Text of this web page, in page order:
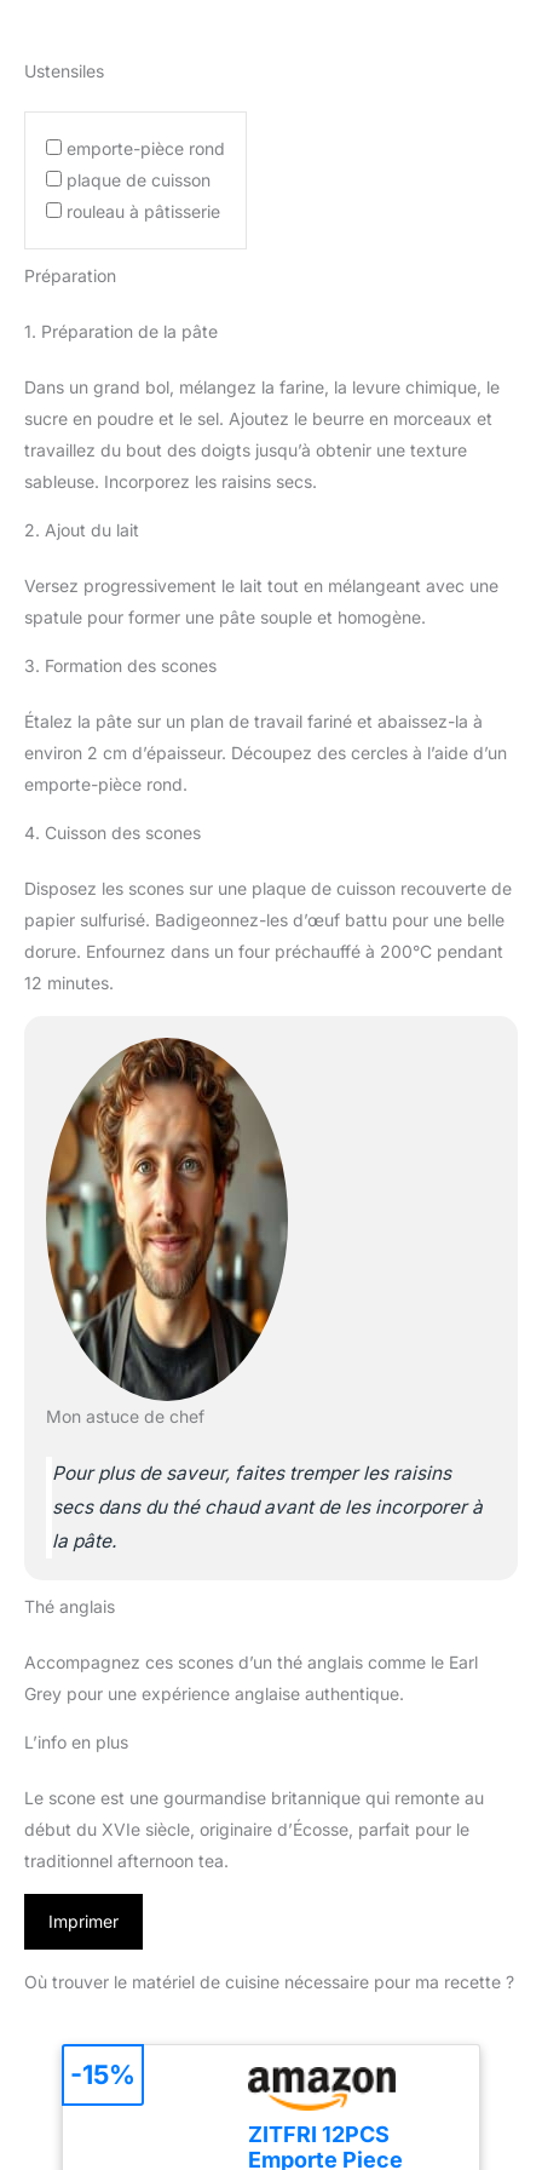
Ustensiles
emporte-pièce rond
plaque de cuisson
rouleau à pâtisserie
Préparation
1. Préparation de la pâte
Dans un grand bol, mélangez la farine, la levure chimique, le
sucre en poudre et le sel. Ajoutez le beurre en morceaux et
travaillez du bout des doigts jusqu’à obtenir une texture
sableuse. Incorporez les raisins secs.
2. Ajout du lait
Versez progressivement le lait tout en mélangeant avec une
spatule pour former une pâte souple et homogène.
3. Formation des scones
Étalez la pâte sur un plan de travail fariné et abaissez-la à
environ 2 cm d’épaisseur. Découpez des cercles à l’aide d’un
emporte-pièce rond.
4. Cuisson des scones
Disposez les scones sur une plaque de cuisson recouverte de
papier sulfurisé. Badigeonnez-les d’œuf battu pour une belle
dorure. Enfournez dans un four préchauffé à 200°C pendant
12 minutes.
Mon astuce de chef
Pour plus de saveur, faites tremper les raisins
secs dans du thé chaud avant de les incorporer à
la pâte.
Thé anglais
Accompagnez ces scones d’un thé anglais comme le Earl
Grey pour une expérience anglaise authentique.
L’info en plus
Le scone est une gourmandise britannique qui remonte au
début du XVIe siècle, originaire d’Écosse, parfait pour le
traditionnel afternoon tea.
Imprimer
Où trouver le matériel de cuisine nécessaire pour ma recette ?
ZITFRI 12PCS
Emporte Piece
-15%